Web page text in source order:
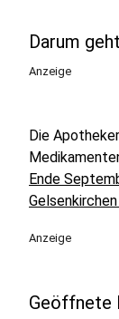
Darum
Anzeige
Die
Ende
Anzeige
Geöffnete